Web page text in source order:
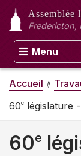
Assemblée
Fredericton,
Menu
Accueil
60e législature
60e